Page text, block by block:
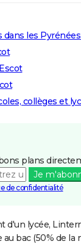
dans les
collèges et
plans
Je
de confidentialité
d'un lycée,
bac (50% de la